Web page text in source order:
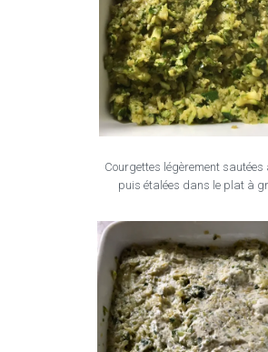
Courgettes légèrement sautées
puis étalées dans le plat à